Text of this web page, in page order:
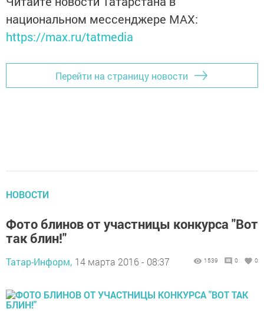
национальном мессенджере MАХ:
https://max.ru/tatmedia
Перейти на страницу новости
НОВОСТИ
Фото блинов от участницы конкурса "Вот
так блин!"
Татар-Информ, 14 марта 2016 - 08:37 1539 0 0